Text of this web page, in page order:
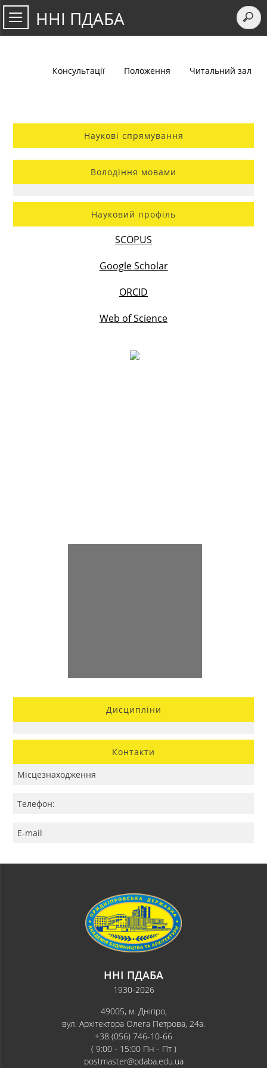
ННІ ПДАБА
Консультації Положення Читальний зал
Наукові спрямування
Володіння мовами
Науковий профіль
SCOPUS
Google Scholar
ORCID
Web of Science
Дисципліни
Контакти
Місцезнаходження
Телефон:
E-mail
ННІ ПДАБА
1930-2026
49005, м. Дніпро,
вул. Архітектора Олега Петрова, 24а.
+38 (056) 746-10-66
( 9:00 - 15:00 Пн - Пт )
postmaster@pdaba.edu.ua